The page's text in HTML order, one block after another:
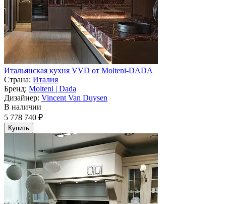
Итальянская кухня VVD от Molteni-DADA
Страна: Италия
Бренд: Molteni | Dada
Дизайнер: Vincent Van Duysen
В наличии
5 778 740 ₽
Купить